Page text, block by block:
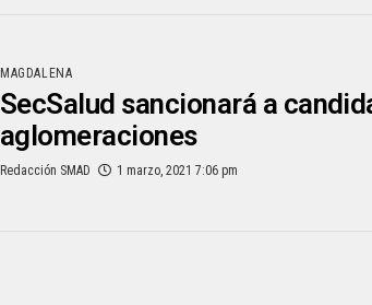
MAGDALENA
SecSalud sancionará a
aglomeraciones
Redacción SMAD 1 marzo, 2021 7:06 pm